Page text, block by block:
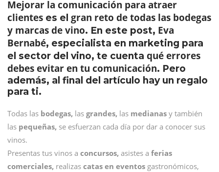
Mejorar la comunicación para atraer
clientes es el gran reto de todas las bodegas
y marcas de vino. En este post, Eva
Bernabé, especialista en marketing para
el sector del vino, te cuenta qué errores
debes evitar en tu comunicación. Pero
además, al final del artículo hay un regalo
para ti.
Todas las bodegas, las grandes, las medianas y también
las pequeñas, se esfuerzan cada día por dar a conocer sus
vinos.
Presentas tus vinos a concursos, asistes a ferias
comerciales, realizas catas en eventos gastronómicos,